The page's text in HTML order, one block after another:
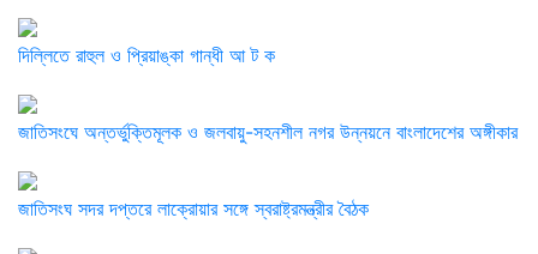
দিল্লিতে রাহুল ও প্রিয়াঙ্কা গান্ধী আ ট ক
জাতিসংঘে অন্তর্ভুক্তিমূলক ও জলবায়ু-সহনশীল নগর উন্নয়নে বাংলাদেশের অঙ্গীকার
জাতিসংঘ সদর দপ্তরে লাক্রোয়ার সঙ্গে স্বরাষ্ট্রমন্ত্রীর বৈঠক